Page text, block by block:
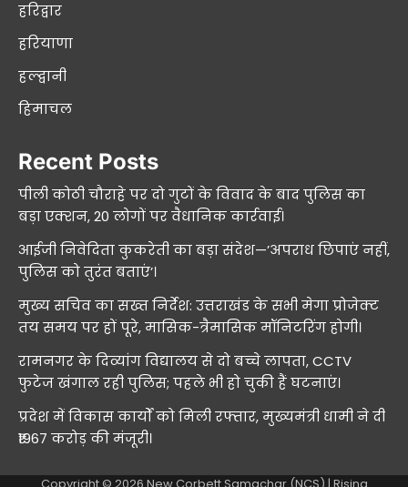
हरिद्वार
हरियाणा
हल्द्वानी
हिमाचल
Recent Posts
पीली कोठी चौराहे पर दो गुटों के विवाद के बाद पुलिस का
बड़ा एक्शन, 20 लोगों पर वैधानिक कार्रवाई।
आईजी निवेदिता कुकरेती का बड़ा संदेश—’अपराध छिपाएं नहीं,
पुलिस को तुरंत बताएं’।
मुख्य सचिव का सख्त निर्देश: उत्तराखंड के सभी मेगा प्रोजेक्ट
तय समय पर हों पूरे, मासिक-त्रैमासिक मॉनिटरिंग होगी।
रामनगर के दिव्यांग विद्यालय से दो बच्चे लापता, CCTV
फुटेज खंगाल रही पुलिस; पहले भी हो चुकी हैं घटनाएं।
प्रदेश में विकास कार्यों को मिली रफ्तार, मुख्यमंत्री धामी ने दी
₹1967 करोड़ की मंजूरी।